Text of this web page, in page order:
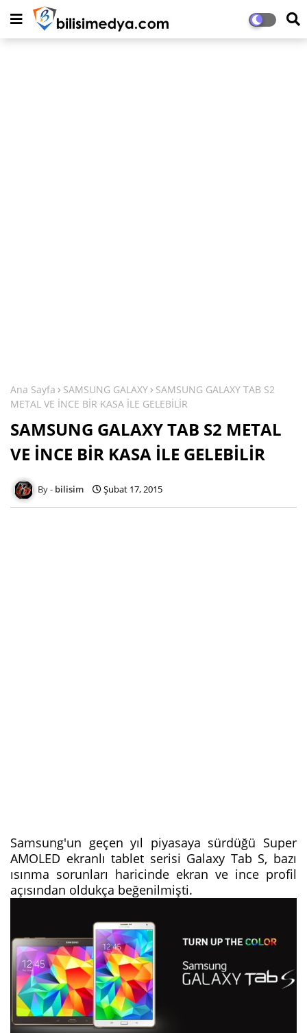
Ana Sayfa SAMSUNG GALAXY
SAMSUNG GALAXY TAB S2
METAL VE İNCE BİR KASA İLE GELEBİLİR
SAMSUNG GALAXY TAB S2 METAL
VE İNCE BİR KASA İLE GELEBİLİR
bilisim Şubat 17, 2015
Samsung'un geçen yıl piyasaya sürdüğü Super
AMOLED ekranlı tablet serisi Galaxy Tab S, bazı
ısınma sorunları haricinde ekran ve ince profil
açısından oldukça beğenilmişti.